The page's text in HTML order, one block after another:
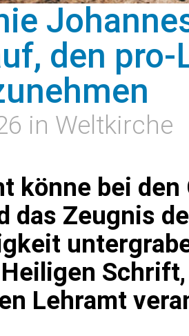
den
in Weltkirche
könne bei
das Zeugnis
Lehramt